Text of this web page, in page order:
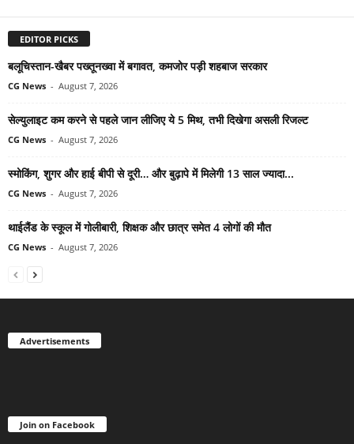
EDITOR PICKS
बलूचिस्तान-खैबर पख्तूनख्वा में बगावत, कमजोर पड़ी शहबाज सरकार
CG News - August 7, 2026
सेल्युलाइट कम करने से पहले जान लीजिए ये 5 मिथ, तभी दिखेगा असली रिजल्ट
CG News - August 7, 2026
स्मोकिंग, शुगर और हाई बीपी से दूरी… और बुढ़ापे में मिलेगी 13 साल ज्यादा...
CG News - August 7, 2026
थाईलैंड के स्कूल में गोलीबारी, शिक्षक और छात्र समेत 4 लोगों की मौत
CG News - August 7, 2026
Advertisements
Join on Facebook